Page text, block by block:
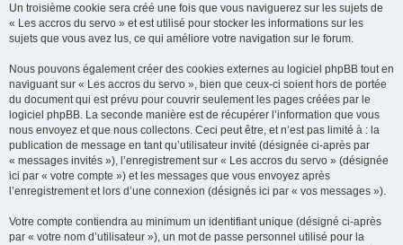
Un troisième cookie sera créé une fois que vous naviguerez sur les sujets de
« Les accros du servo » et est utilisé pour stocker les informations sur les
sujets que vous avez lus, ce qui améliore votre navigation sur le forum.
Nous pouvons également créer des cookies externes au logiciel phpBB tout en
naviguant sur « Les accros du servo », bien que ceux-ci soient hors de portée
du document qui est prévu pour couvrir seulement les pages créées par le
logiciel phpBB. La seconde manière est de récupérer l’information que vous
nous envoyez et que nous collectons. Ceci peut être, et n’est pas limité à : la
publication de message en tant qu’utilisateur invité (désignée ci-après par
« messages invités »), l’enregistrement sur « Les accros du servo » (désignée
ici par « votre compte ») et les messages que vous envoyez après
l’enregistrement et lors d’une connexion (désignés ici par « vos messages »).
Votre compte contiendra au minimum un identifiant unique (désigné ci-après
par « votre nom d’utilisateur »), un mot de passe personnel utilisé pour la